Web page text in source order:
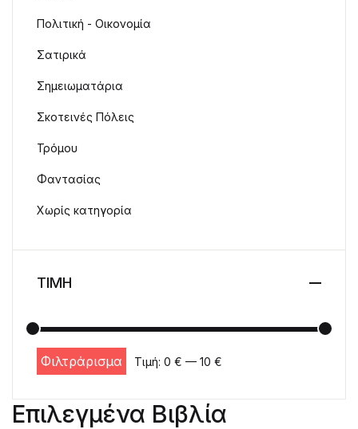
Επιλεγμένα Βιβλία
Πολιτική - Οικονομία
Σατιρικά
Σημειωματάρια
Σκοτεινές Πόλεις
Τρόμου
Φαντασίας
Χωρίς κατηγορία
ΤΙΜΗ
Ελάχιστη τιμή
Μέγιστη τιμή
Φιλτράρισμα Τιμή: 0 € — 10 €